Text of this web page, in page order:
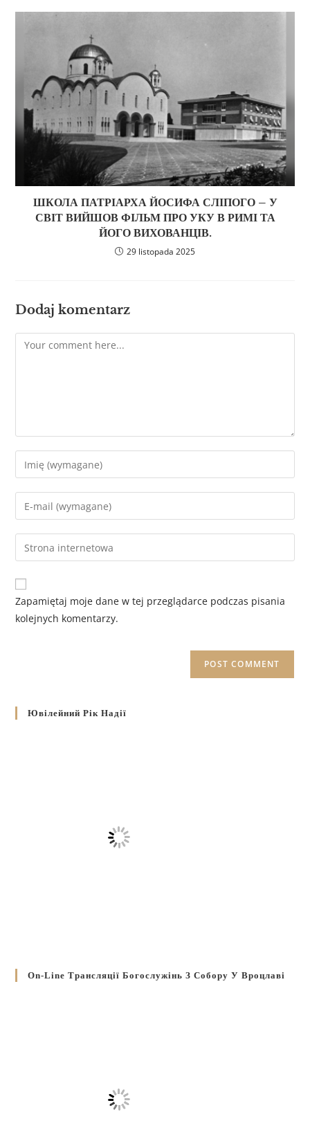
ШКОЛА ПАТРІАРХА ЙОСИФА СЛІПОГО – У
СВІТ ВИЙШОВ ФІЛЬМ ПРО УКУ В РИМІ ТА
ЙОГО ВИХОВАНЦІВ.
29 listopada 2025
Dodaj komentarz
Zapamiętaj moje dane w tej przeglądarce podczas pisania
kolejnych komentarzy.
Ювілейний Рік Надії
On-Line Трансляції Богослужінь З Собору У Вроцлаві